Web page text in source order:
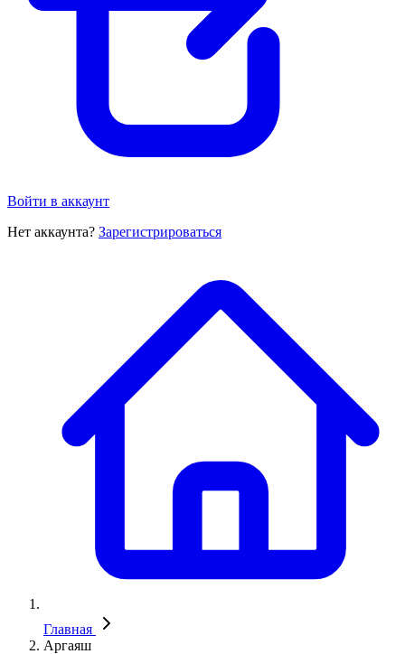
Войти в аккаунт
Нет аккаунта? Зарегистрироваться
Главная
Аргаяш